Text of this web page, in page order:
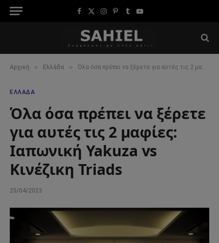
Facebook
X
Instagram
Pinterest
TumblrYouTube
Αρχική » Ελλάδα » Όλα όσα πρέπει να ξέρετε για αυτές τις 2 μαφίες: Ιαπωνική Yakuza vs Κινέζικη Triads
ΕΛΛΆΔΑ
Όλα όσα πρέπει να ξέρετε
για αυτές τις 2 μαφίες:
Ιαπωνική Yakuza vs
Κινέζικη Triads
25/04/2023